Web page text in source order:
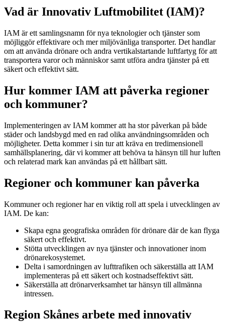
Vad är Innovativ Luftmobilitet (IAM)?
IAM är ett samlingsnamn för nya teknologier och tjänster som
möjliggör effektivare och mer miljövänliga transporter. Det handlar
om att använda drönare och andra vertikalstartande luftfartyg för att
transportera varor och människor samt utföra andra tjänster på ett
säkert och effektivt sätt.
Hur kommer IAM att påverka regioner
och kommuner?
Implementeringen av IAM kommer att ha stor påverkan på både
städer och landsbygd med en rad olika användningsområden och
möjligheter. Detta kommer i sin tur att kräva en tredimensionell
samhällsplanering, där vi kommer att behöva ta hänsyn till hur luften
och relaterad mark kan användas på ett hållbart sätt.
Regioner och kommuner kan påverka
Kommuner och regioner har en viktig roll att spela i utvecklingen av
IAM. De kan:
Skapa egna geografiska områden för drönare där de kan flyga
säkert och effektivt.
Stötta utvecklingen av nya tjänster och innovationer inom
drönarekosystemet.
Delta i samordningen av lufttrafiken och säkerställa att IAM
implementeras på ett säkert och kostnadseffektivt sätt.
Säkerställa att drönarverksamhet tar hänsyn till allmänna
intressen.
Region Skånes arbete med innovativ